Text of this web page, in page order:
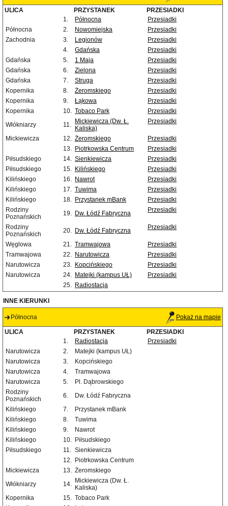
ULICA PRZYSTANEK
PRZESIADKI
1.
Północna
Przesiadki
Północna
2. Nowomiejska
Przesiadki
Zachodnia
3. Legionów
Przesiadki
4.
Gdańska
Przesiadki
Gdańska
5. 1 Maja
Przesiadki
Gdańska
6. Zielona
Przesiadki
Gdańska
7. Struga
Przesiadki
Kopernika
8. Żeromskiego
Przesiadki
Kopernika
9. Łąkowa
Przesiadki
Kopernika
10. Tobaco Park
Przesiadki
Włókniarzy
11.
Mickiewicza (Dw. Ł.
Kaliska)
Przesiadki
Mickiewicza 12. Żeromskiego
Przesiadki
13. Piotrkowska Centrum
Przesiadki
Piłsudskiego
14. Sienkiewicza
Przesiadki
Piłsudskiego
15. Kilińskiego
Przesiadki
Kilińskiego
16. Nawrot
Przesiadki
Kilińskiego
17. Tuwima
Przesiadki
Kilińskiego
18. Przystanek mBank
Przesiadki
Rodziny
Poznańskich
19. Dw. Łódź Fabryczna Przesiadki
Rodziny
Poznańskich
20. Dw. Łódź Fabryczna Przesiadki
Węglowa 21. Tramwajowa
Przesiadki
Tramwajowa
22. Narutowicza
Przesiadki
Narutowicza
23. Kopcińskiego
Przesiadki
Narutowicza
24. Matejki (kampus UŁ)
Przesiadki
25. Radiostacja
INNE KIERUNKI
Północna Pokaż na mapie
ULICA PRZYSTANEK
PRZESIADKI
1.
Radiostacja
Przesiadki
Narutowicza
2.
Matejki (kampus UŁ)
Narutowicza
3.
Kopcińskiego
Narutowicza
4.
Tramwajowa
Narutowicza
5.
Pl. Dąbrowskiego
Rodziny
Poznańskich
6.
Dw. Łódź Fabryczna
Kilińskiego
7.
Przystanek mBank
Kilińskiego
8.
Tuwima
Kilińskiego
9.
Nawrot
Kilińskiego
10. Piłsudskiego
Piłsudskiego
11. Sienkiewicza
12. Piotrkowska Centrum
Mickiewicza
13. Żeromskiego
Włókniarzy
14. Mickiewicza (Dw. Ł.
Kaliska)
Kopernika
15. Tobaco Park